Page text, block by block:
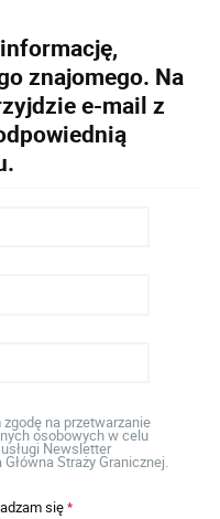
znajomego. Na
e-mail z
zgodę na przetwarzanie
osobowych w celu
Newsletter
Główna Straży Granicznej.
się*